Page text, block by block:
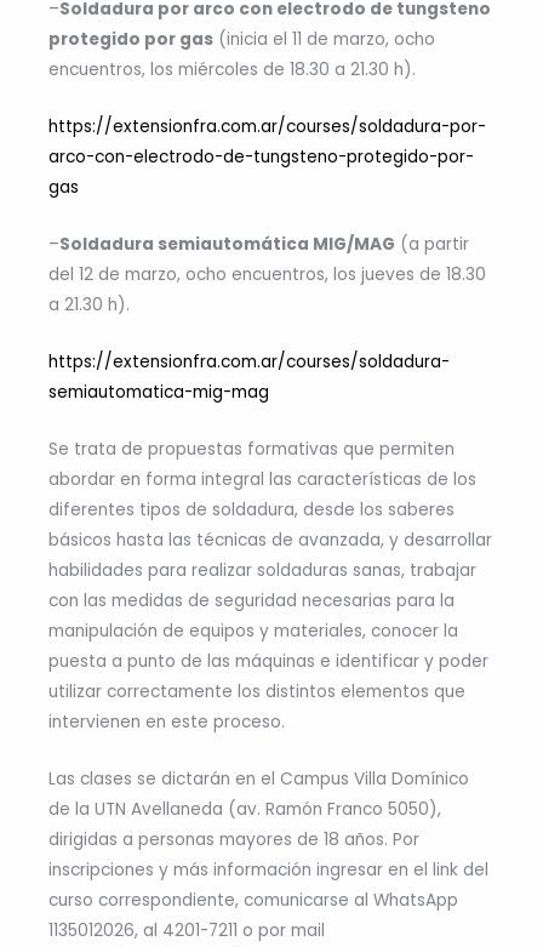
–Soldadura por arco con electrodo de tungsteno
protegido por gas (inicia el 11 de marzo, ocho
encuentros, los miércoles de 18.30 a 21.30 h).
https://extensionfra.com.ar/courses/soldadura-por-
arco-con-electrodo-de-tungsteno-protegido-por-
gas
–Soldadura semiautomática MIG/MAG (a partir
del 12 de marzo, ocho encuentros, los jueves de 18.30
a 21.30 h).
https://extensionfra.com.ar/courses/soldadura-
semiautomatica-mig-mag
Se trata de propuestas formativas que permiten
abordar en forma integral las características de los
diferentes tipos de soldadura, desde los saberes
básicos hasta las técnicas de avanzada, y desarrollar
habilidades para realizar soldaduras sanas, trabajar
con las medidas de seguridad necesarias para la
manipulación de equipos y materiales, conocer la
puesta a punto de las máquinas e identificar y poder
utilizar correctamente los distintos elementos que
intervienen en este proceso.
Las clases se dictarán en el Campus Villa Domínico
de la UTN Avellaneda (av. Ramón Franco 5050),
dirigidas a personas mayores de 18 años. Por
inscripciones y más información ingresar en el link del
curso correspondiente, comunicarse al WhatsApp
1135012026, al 4201-7211 o por mail